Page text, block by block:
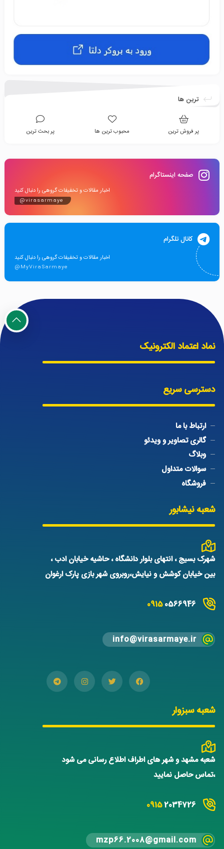
ترین ها
پر فروش ترین محبوب ترین ها پر بحث ترین
صفحه اینستاگرام
اخبار مقالات و تخفیفات گروهی را دنبال کنید
@virasarmaye
کانال تلگرام
اخبار مقالات و تخفیفات گروهی را دنبال کنید
@MyViraSarmaye
نماد اعتماد الکترونیک
دسترسی سریع
ارتباط با ما
گالری تصاویر و ویدئو
وبلاگ
سوالات متداول
فروشگاه
شعبه نیشابور
شهرک بسیج ، انتهای بلوار دانشگاه ، حاشیه خیابان ادب ،
بین خیابان کوشش و نیایش،روبروی شهر بازی پارک ارغوان
09150566946
info@virasarmaye.ir
شعبه سبزوار
شعبه مشهد و شهر های اطراف اطلاع رسانی می شود
،تماس حاصل نمایید
09152034726
mzp66.2008@gmail.com